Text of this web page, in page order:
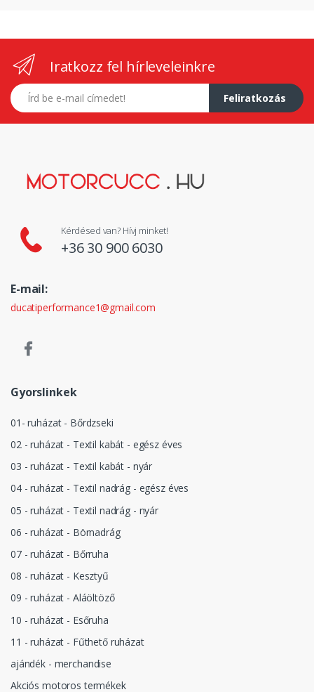
Iratkozz fel hírleveleinkre
E-mail címed
Feliratkozás
Kérdésed van? Hívj minket!
+36 30 900 6030
E-mail:
ducatiperformance1@gmail.com
Gyorslinkek
01- ruházat - Bőrdzseki
02 - ruházat - Textil kabát - egész éves
03 - ruházat - Textil kabát - nyár
04 - ruházat - Textil nadrág - egész éves
05 - ruházat - Textil nadrág - nyár
06 - ruházat - Börnadrág
07 - ruházat - Bőrruha
08 - ruházat - Kesztyű
09 - ruházat - Aláöltöző
10 - ruházat - Esőruha
11 - ruházat - Fűthető ruházat
ajándék - merchandise
Akciós motoros termékek